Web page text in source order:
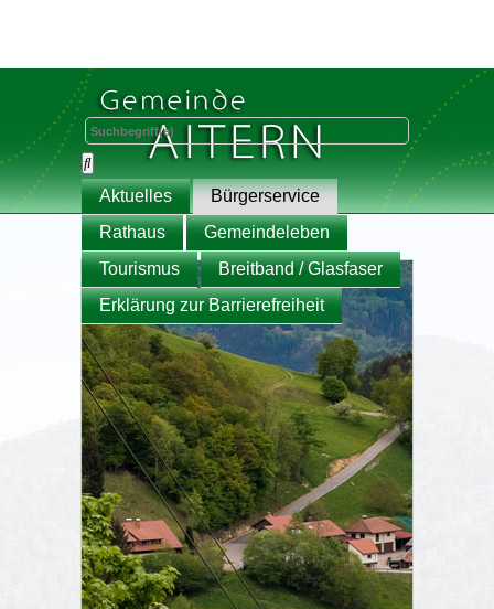
Aktuelles
Bürgerservice
Rathaus
Gemeindeleben
Tourismus
Breitband / Glasfaser
Erklärung zur Barrierefreiheit